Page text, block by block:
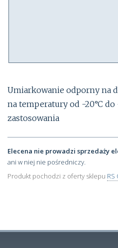
Umiarkowanie odporny na
na temperatury od -20°C do
zastosowania
Elecena nie prowadzi sprzedaży
ani w niej nie pośredniczy.
Produkt pochodzi z oferty sklepu